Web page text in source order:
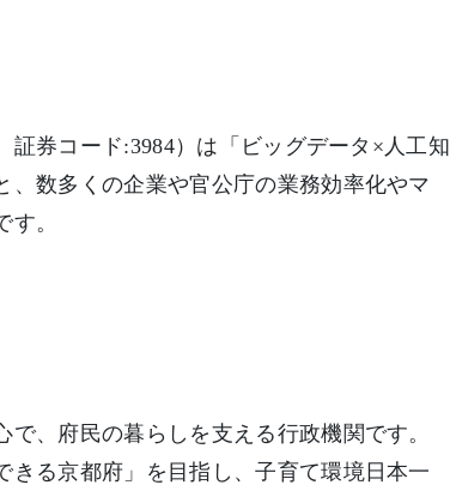
券コード:3984）は「ビッグデータ×人工知
数多くの企業や官公庁の業務効率化やマ
。
、府民の暮らしを支える行政機関です。
きる京都府」を目指し、子育て環境日本一